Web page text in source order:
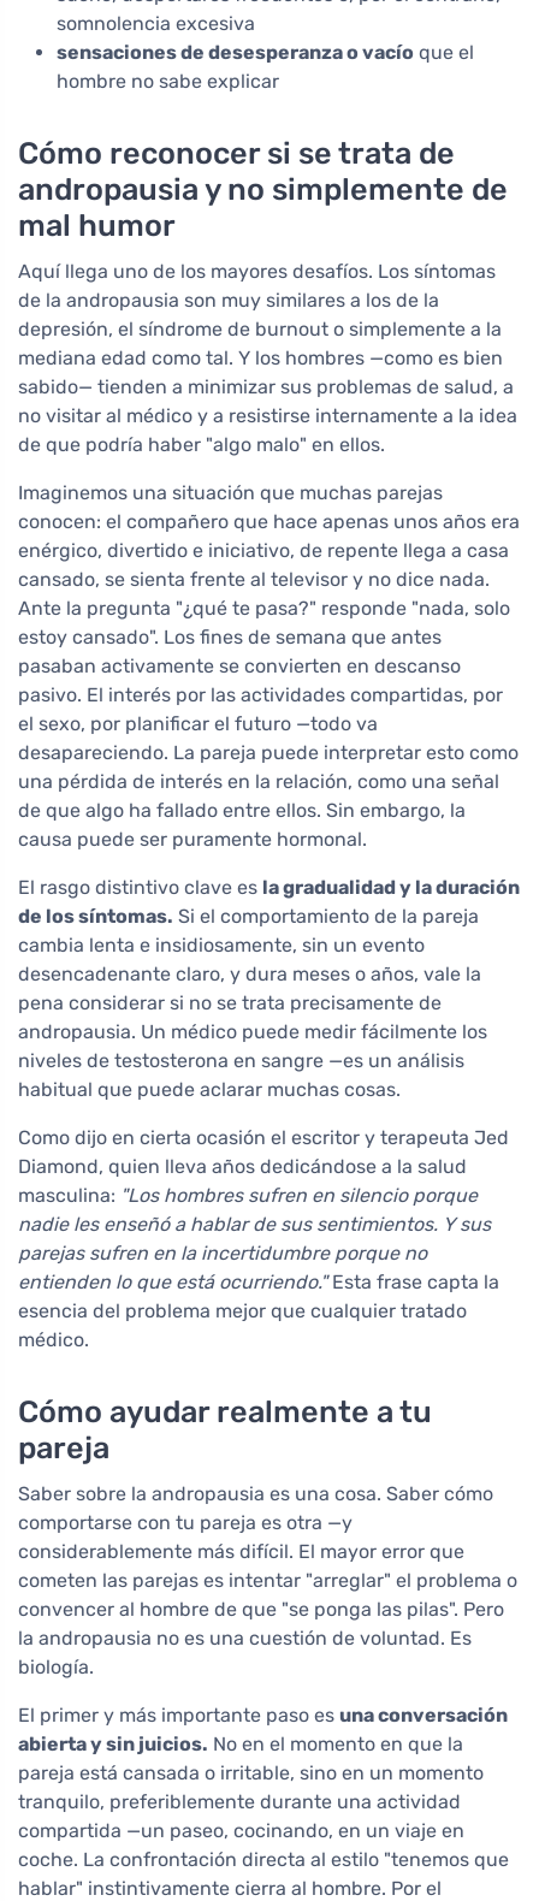
somnolencia excesiva
sensaciones de desesperanza o vacío que el
hombre no sabe explicar
Cómo reconocer si se trata de
andropausia y no simplemente de
mal humor
Aquí llega uno de los mayores desafíos. Los síntomas
de la andropausia son muy similares a los de la
depresión, el síndrome de burnout o simplemente a la
mediana edad como tal. Y los hombres —como es bien
sabido— tienden a minimizar sus problemas de salud, a
no visitar al médico y a resistirse internamente a la idea
de que podría haber "algo malo" en ellos.
Imaginemos una situación que muchas parejas
conocen: el compañero que hace apenas unos años era
enérgico, divertido e iniciativo, de repente llega a casa
cansado, se sienta frente al televisor y no dice nada.
Ante la pregunta "¿qué te pasa?" responde "nada, solo
estoy cansado". Los fines de semana que antes
pasaban activamente se convierten en descanso
pasivo. El interés por las actividades compartidas, por
el sexo, por planificar el futuro —todo va
desapareciendo. La pareja puede interpretar esto como
una pérdida de interés en la relación, como una señal
de que algo ha fallado entre ellos. Sin embargo, la
causa puede ser puramente hormonal.
El rasgo distintivo clave es la gradualidad y la duración
de los síntomas. Si el comportamiento de la pareja
cambia lenta e insidiosamente, sin un evento
desencadenante claro, y dura meses o años, vale la
pena considerar si no se trata precisamente de
andropausia. Un médico puede medir fácilmente los
niveles de testosterona en sangre —es un análisis
habitual que puede aclarar muchas cosas.
Como dijo en cierta ocasión el escritor y terapeuta Jed
Diamond, quien lleva años dedicándose a la salud
masculina: "Los hombres sufren en silencio porque
nadie les enseñó a hablar de sus sentimientos. Y sus
parejas sufren en la incertidumbre porque no
entienden lo que está ocurriendo."Esta frase capta la
esencia del problema mejor que cualquier tratado
médico.
Cómo ayudar realmente a tu
pareja
Saber sobre la andropausia es una cosa. Saber cómo
comportarse con tu pareja es otra —y
considerablemente más difícil. El mayor error que
cometen las parejas es intentar "arreglar" el problema o
convencer al hombre de que "se ponga las pilas". Pero
la andropausia no es una cuestión de voluntad. Es
biología.
El primer y más importante paso es una conversación
abierta y sin juicios. No en el momento en que la
pareja está cansada o irritable, sino en un momento
tranquilo, preferiblemente durante una actividad
compartida —un paseo, cocinando, en un viaje en
coche. La confrontación directa al estilo "tenemos que
hablar" instintivamente cierra al hombre. Por el